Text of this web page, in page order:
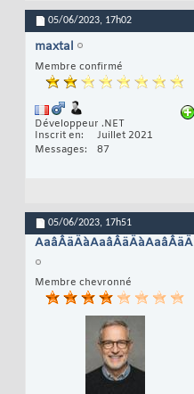
05/06/2023, 17h02
maxtal
Membre confirmé
Développeur .NET
Inscrit en
Juillet 2021
Messages
87
05/06/2023, 17h51
AaâÂäÄàAaâÂäÄàAaâÂäÄ
Membre chevronné